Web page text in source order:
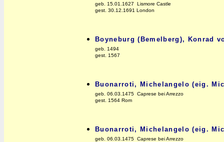
geb. 15.01.1627 Lismore Castle
gest. 30.12.1691 London
Boyneburg (Bemelberg), Konrad
geb. 1494
gest. 1567
Buonarroti, Michelangelo (eig.
geb. 06.03.1475 Caprese bei Arrezzo
gest. 1564 Rom
Buonarroti, Michelangelo (eig.
geb. 06.03.1475 Caprese bei Arrezzo